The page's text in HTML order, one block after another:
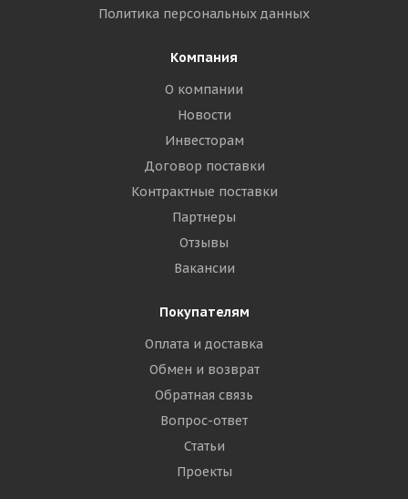
Политика персональных данных
Компания
О компании
Новости
Инвесторам
Договор поставки
Контрактные поставки
Партнеры
Отзывы
Вакансии
Покупателям
Оплата и доставка
Обмен и возврат
Обратная связь
Вопрос-ответ
Статьи
Проекты